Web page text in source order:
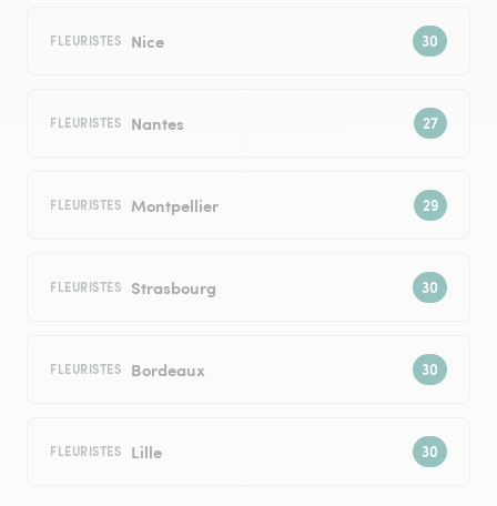
FLEURISTES Nice
FLEURISTES Nantes
FLEURISTES Montpellier
FLEURISTES Strasbourg
FLEURISTES Bordeaux
FLEURISTES Lille